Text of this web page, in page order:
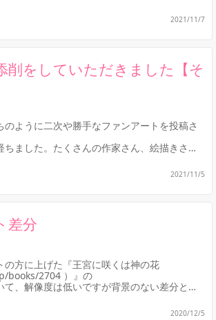
2021/11/7
削をしていただきました【そ
のように二次や勝手なファンアートを投稿さ
ました。たくさんの作家さん、絵描きさん
たなぁと...
2021/11/5
差分
の方に上げた『王宮に咲くは神の花
books/2704 ）』の
て、解像度は低いですが背景のない差分とベ
2020/12/5